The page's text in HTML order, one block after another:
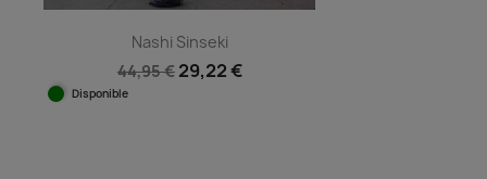
Nashi Sinseki
44,95 € 29,22 €
Disponible